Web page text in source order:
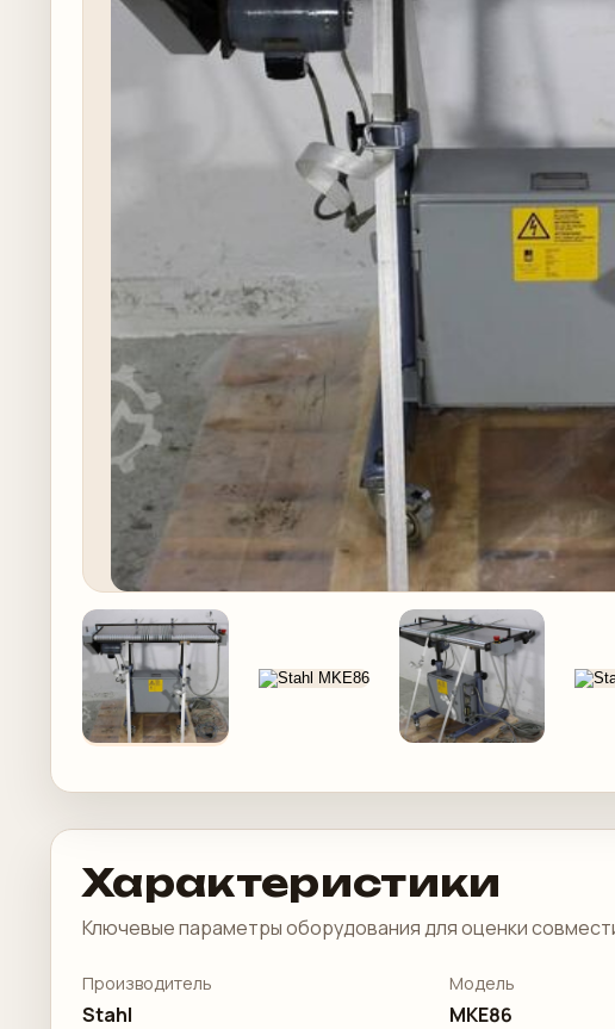
Характеристики
Ключевые параметры оборудования для оценки
Производитель
Stahl
Модель
MKE86